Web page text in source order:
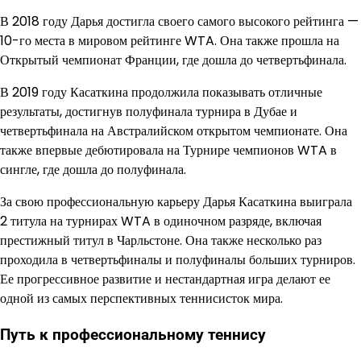
В 2018 году Дарья достигла своего самого высокого рейтинга —
10-го места в мировом рейтинге WTA. Она также прошла на
Открытый чемпионат Франции, где дошла до четвертьфинала.
В 2019 году Касаткина продолжила показывать отличные
результаты, достигнув полуфинала турнира в Дубае и
четвертьфинала на Австралийском открытом чемпионате. Она
также впервые дебютировала на Турнире чемпионов WTA в
сингле, где дошла до полуфинала.
За свою профессиональную карьеру Дарья Касаткина выиграла
2 титула на турнирах WTA в одиночном разряде, включая
престижный титул в Чарльстоне. Она также несколько раз
проходила в четвертьфиналы и полуфиналы больших турниров.
Ее прогрессивное развитие и нестандартная игра делают ее
одной из самых перспективных теннисисток мира.
Путь к профессиональному теннису